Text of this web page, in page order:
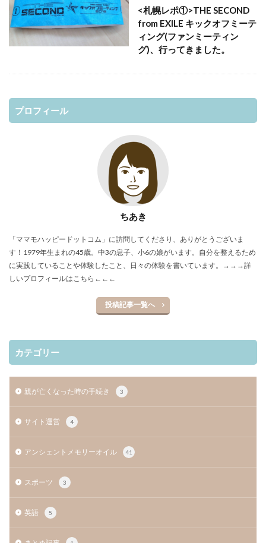
<札幌レポ①>THE SECOND
from EXILE キックオフミーテ
ィング(ファンミーティン
グ)、行ってきました。
プロフィール
ちあき
「ママモハッピードットコム」に訪問してくださり、ありがとうございま
す！1979年生まれの45歳。中3の息子、小6の娘がいます。自分を整えるため
に実践していることや体験したこと、日々の体験を書いています。
→→→詳
しいプロフィールはこちら←←←
投稿記事一覧へ
カテゴリー
親が亡くなった時の手続き 3
サイト運営 4
アンシェントメモリーオイル 41
スポーツ 3
英語 5